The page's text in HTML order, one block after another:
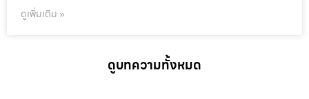
ดูเพิ่มเติม »
ดูบทความทั้งหมด